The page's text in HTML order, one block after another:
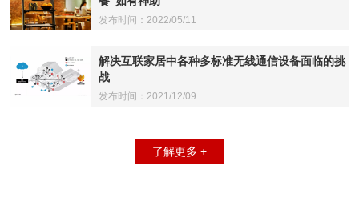
发布时间：2022/05/11
解决互联家居中各种多标准无线通信设备面临的挑
战
发布时间：2021/12/09
了解更多 +